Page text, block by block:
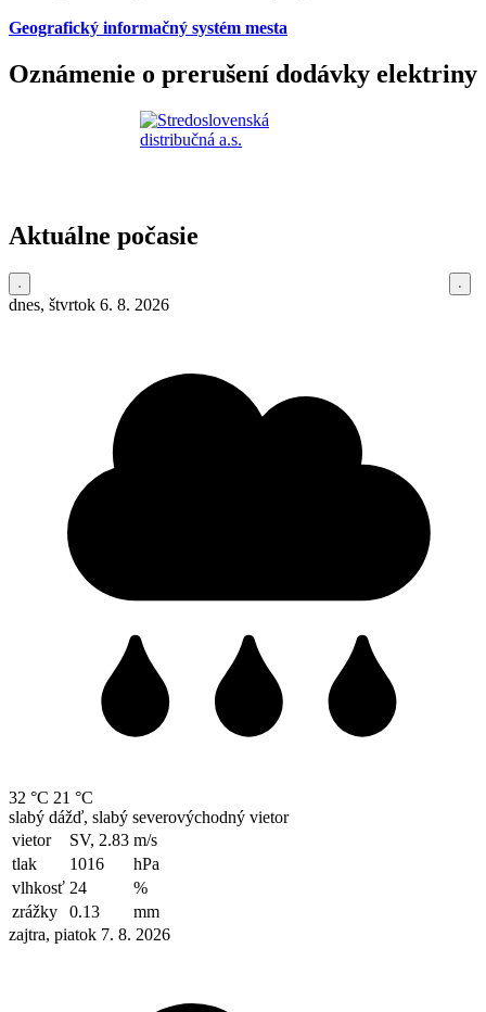
Geografický informačný systém mesta
Oznámenie o prerušení dodávky elektriny
Aktuálne počasie
dnes, štvrtok 6. 8. 2026
32 °C 21 °C
slabý dážď, slabý severovýchodný vietor
vietor
SV, 2.83 m/s
tlak
1016
hPa
vlhkosť 24
%
zrážky
0.13
mm
zajtra, piatok 7. 8. 2026